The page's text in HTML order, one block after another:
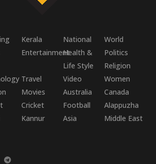
Kerala National
World
EntertainmentHealth &
Life Style
Politics
Religion
Travel Video
Women
Movies Australia
Canada
Cricket Football
Alappuzha
Kannur Asia
Middle East